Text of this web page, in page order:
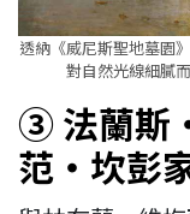
透納《威尼斯聖地墓園
對自然光線細膩
③ 法蘭斯
范・坎彭